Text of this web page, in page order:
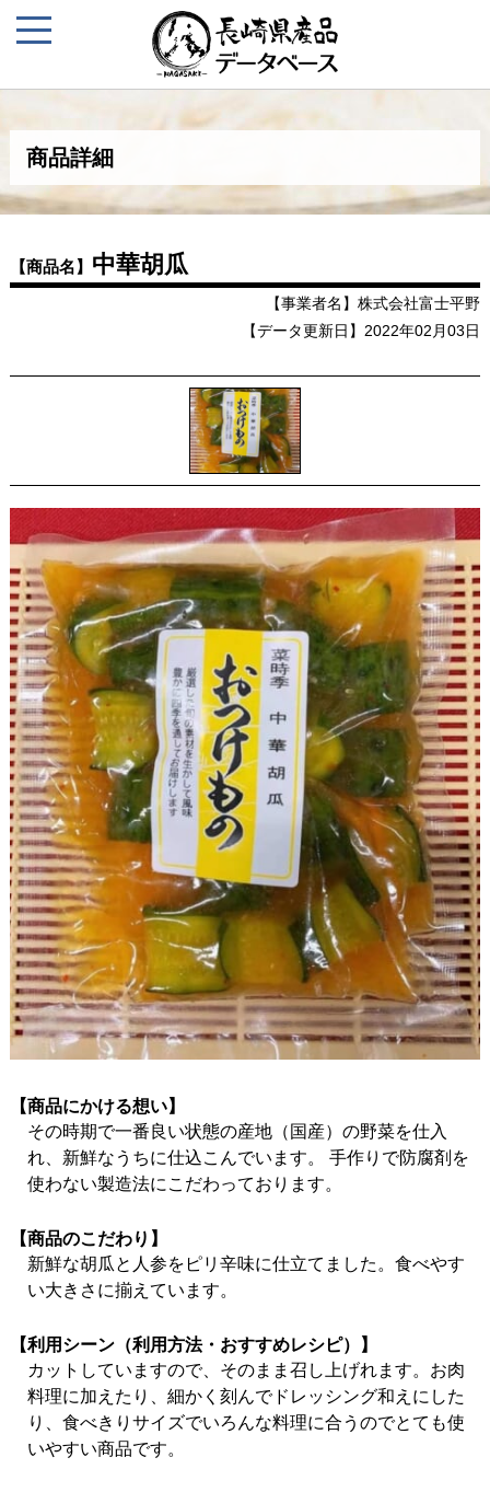
商品詳細
【商品名】 中華胡瓜
【事業者名】株式会社富士平野
【データ更新日】2022年02月03日
【商品にかける想い】
その時期で一番良い状態の産地（国産）の野菜を仕入
れ、新鮮なうちに仕込こんでいます。 手作りで防腐剤を
使わない製造法にこだわっております。
【商品のこだわり】
新鮮な胡瓜と人参をピリ辛味に仕立てました。食べやす
い大きさに揃えています。
【利用シーン（利用方法・おすすめレシピ）】
カットしていますので、そのまま召し上げれます。お肉
料理に加えたり、細かく刻んでドレッシング和えにした
り、食べきりサイズでいろんな料理に合うのでとても使
いやすい商品です。